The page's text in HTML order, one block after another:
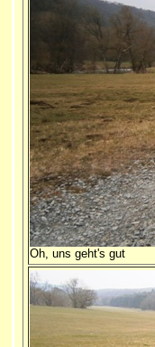
Oh, uns geht's gut